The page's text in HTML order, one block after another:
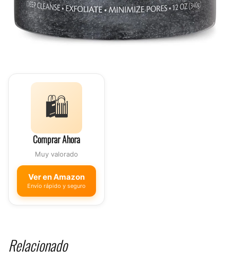
🛍️
Comprar Ahora
Muy valorado
Ver en Amazon
Envío rápido y seguro
Relacionado